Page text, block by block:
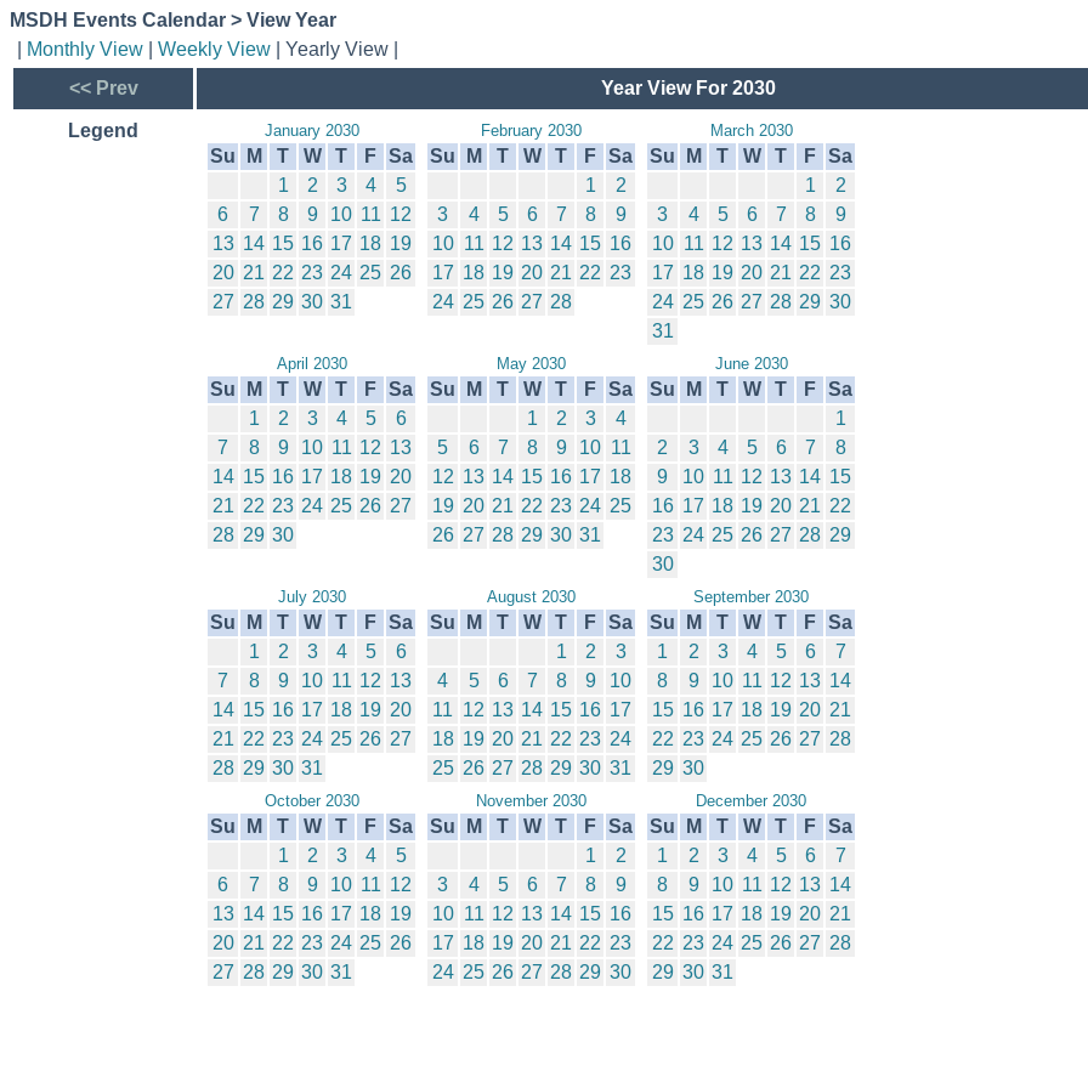
MSDH Events Calendar > View Year
Monthly View Weekly View | Yearly View |
<< Prev
Year View For 2030
Legend January 2030
Su M T W T F Sa
1
2 3 4
5
6
7 8 9 10 11 12
13 14 15 16 17 18 19
20 21 22 23 24 25 26
27 28 29 30 31
February 2030
Su M T W T F Sa
1
2
3
4 5 6 7 8
9
10 11 12 13 14 15 16
17 18 19 20 21 22 23
24 25 26 27 28
March 2030
Su M T W T F Sa
1
2
3
4 5 6 7 8
9
10 11 12 13 14 15 16
17 18 19 20 21 22 23
24 25 26 27 28 29 30
31
April 2030
Su M T W T F Sa
1
2 3 4 5
6
7
8 9 10 11 12 13
14 15 16 17 18 19 20
21 22 23 24 25 26 27
28 29 30
May 2030
Su M T W T F Sa
1
2 3
4
5
6 7 8 9 10 11
12 13 14 15 16 17 18
19 20 21 22 23 24 25
26 27 28 29 30 31
June 2030
Su M T W T F Sa
1
2
3 4 5 6 7
8
9
10 11 12 13 14 15
16 17 18 19 20 21 22
23 24 25 26 27 28 29
30
July 2030
Su M T W T F Sa
1
2 3 4 5
6
7
8 9 10 11 12 13
14 15 16 17 18 19 20
21 22 23 24 25 26 27
28 29 30 31
August 2030
Su M T W T F Sa
1
2
3
4
5 6 7 8 9
10
11 12 13 14 15 16 17
18 19 20 21 22 23 24
25 26 27 28 29 30 31
September 2030
Su M T W T F Sa
1
2 3 4 5 6
7
8
9 10 11 12 13 14
15 16 17 18 19 20 21
22 23 24 25 26 27 28
29 30
October 2030
Su M T W T F Sa
1
2 3 4
5
6
7 8 9 10 11 12
13 14 15 16 17 18 19
20 21 22 23 24 25 26
27 28 29 30 31
November 2030
Su M T W T F Sa
1
2
3
4 5 6 7 8
9
10 11 12 13 14 15 16
17 18 19 20 21 22 23
24 25 26 27 28 29 30
December 2030
Su M T W T F Sa
1
2 3 4 5 6
7
8
9 10 11 12 13 14
15 16 17 18 19 20 21
22 23 24 25 26 27 28
29 30 31